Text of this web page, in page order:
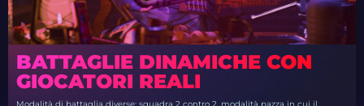
BATTAGLIE DINAMICHE CON
GIOCATORI REALI